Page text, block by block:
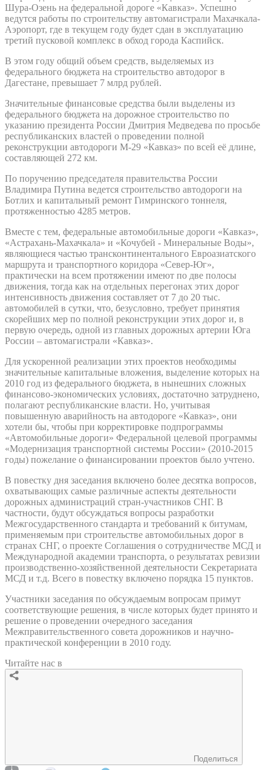
Шура-Озень на федеральной дороге «Кавказ». Успешно
ведутся работы по строительству автомагистрали Махачкала-
Аэропорт, где в текущем году будет сдан в эксплуатацию
третий пусковой комплекс в обход города Каспийск.
В этом году общий объем средств, выделяемых из
федерального бюджета на строительство автодорог в
Дагестане, превышает 7 млрд рублей.
Значительные финансовые средства были выделены из
федерального бюджета на дорожное строительство по
указанию президента России Дмитрия Медведева по просьбе
республиканских властей о проведении полной
реконструкции автодороги М-29 «Кавказ» по всей её длине,
составляющей 272 км.
По поручению председателя правительства России
Владимира Путина ведется строительство автодороги на
Ботлих и капитальный ремонт Гимринского тоннеля,
протяженностью 4285 метров.
Вместе с тем, федеральные автомобильные дороги «Кавказ»,
«Астрахань-Махачкала» и «Кочубей - Минеральные Воды»,
являющиеся частью трансконтинентального Евроазиатского
маршрута и транспортного коридора «Север-Юг»,
практически на всем протяжении имеют по две полосы
движения, тогда как на отдельных перегонах этих дорог
интенсивность движения составляет от 7 до 20 тыс.
автомобилей в сутки, что, безусловно, требует принятия
скорейших мер по полной реконструкции этих дорог и, в
первую очередь, одной из главных дорожных артерии Юга
России – автомагистрали «Кавказ».
Для ускоренной реализации этих проектов необходимы
значительные капитальные вложения, выделение которых на
2010 год из федерального бюджета, в нынешних сложных
финансово-экономических условиях, достаточно затруднено,
полагают республиканские власти. Но, учитывая
повышенную аварийность на автодороге «Кавказ», они
хотели бы, чтобы при корректировке подпрограммы
«Автомобильные дороги» Федеральной целевой программы
«Модернизация транспортной системы России» (2010-2015
годы) пожелание о финансировании проектов было учтено.
В повестку дня заседания включено более десятка вопросов,
охватывающих самые различные аспекты деятельности
дорожных администраций стран-участников СНГ. В
частности, будут обсуждаться вопросы разработки
Межгосударственного стандарта и требований к битумам,
применяемым при строительстве автомобильных дорог в
странах СНГ, о проекте Соглашения о сотрудничестве МСД и
Международной академии транспорта, о результатах ревизии
производственно-хозяйственной деятельности Секретариата
МСД и т.д. Всего в повестку включено порядка 15 пунктов.
Участники заседания по обсуждаемым вопросам примут
соответствующие решения, в числе которых будет принято и
решение о проведении очередного заседания
Межправительственного совета дорожников и научно-
практической конференции в 2010 году.
Читайте нас в
Поделиться